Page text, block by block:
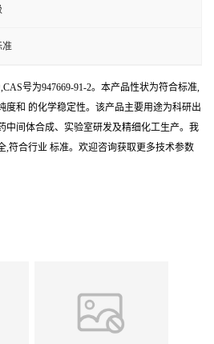
准
号为947669-91-2。本产品性状为符合标准,
度和 的化学稳定性。该产品主要用途为科研出
中间体合成、实验室研发及精细化工生产。我
,符合行业 标准。欢迎咨询获取更多技术参数